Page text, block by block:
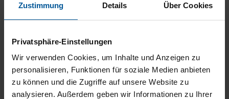
Zustimmung Details Über Cookies
Privatsphäre-Einstellungen
Wir verwenden Cookies, um Inhalte und Anzeigen zu
personalisieren, Funktionen für soziale Medien anbieten
zu können und die Zugriffe auf unsere Website zu
analysieren. Außerdem geben wir Informationen zu Ihrer
Jahreseinnahmen richtet.